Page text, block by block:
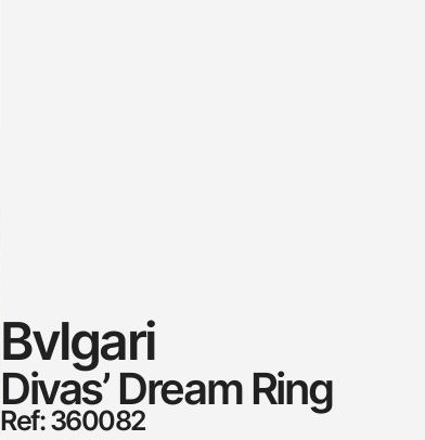
Bvlgari
Divas’ Dream Ring
Ref: 360082